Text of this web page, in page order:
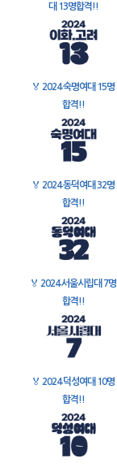
대 13명합격!!
🏅 2024 숙명여대 15명
합격!!
🏅 2024 동덕여대 32명
합격!!
🏅 2024 서울시립대 7명
합격!!
🏅 2024 덕성여대 10명
합격!!